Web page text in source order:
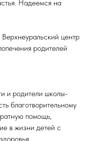
Надеемся на
центр
родителей
и родители школы-
благотворительному
помощь,
в жизни детей с